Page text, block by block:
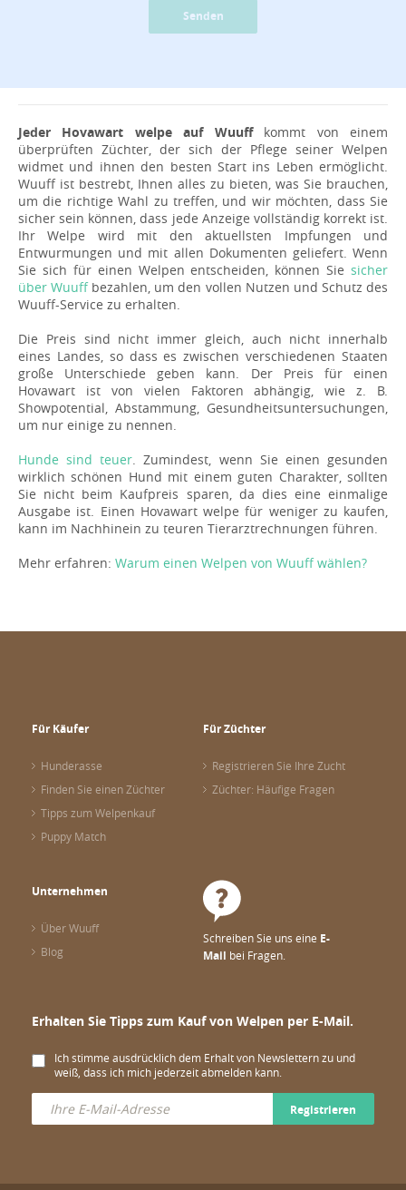
Senden
Jeder Hovawart welpe auf Wuuffkommt von einem
überprüften Züchter, der sich der Pflege seiner Welpen
widmet und ihnen den besten Start ins Leben ermöglicht.
Wuuff ist bestrebt, Ihnen alles zu bieten, was Sie brauchen,
um die richtige Wahl zu treffen, und wir möchten, dass Sie
sicher sein können, dass jede Anzeige vollständig korrekt ist.
Ihr Welpe wird mit den aktuellsten Impfungen und
Entwurmungen und mit allen Dokumenten geliefert. Wenn
Sie sich für einen Welpen entscheiden, können Sie sicher
über Wuuffbezahlen, um den vollen Nutzen und Schutz des
Wuuff-Service zu erhalten.
Die Preis sind nicht immer gleich, auch nicht innerhalb
eines Landes, so dass es zwischen verschiedenen Staaten
große Unterschiede geben kann. Der Preis für einen
Hovawart ist von vielen Faktoren abhängig, wie z. B.
Showpotential, Abstammung, Gesundheitsuntersuchungen,
um nur einige zu nennen.
Hunde sind teuer . Zumindest, wenn Sie einen gesunden
wirklich schönen Hund mit einem guten Charakter, sollten
Sie nicht beim Kaufpreis sparen, da dies eine einmalige
Ausgabe ist. Einen Hovawart welpe für weniger zu kaufen,
kann im Nachhinein zu teuren Tierarztrechnungen führen.
Mehr erfahren: Warum einen Welpen von Wuuff wählen?
Für Käufer
Hunderasse
Finden Sie einen Züchter
Tipps zum Welpenkauf
Puppy Match
Für Züchter
Registrieren Sie Ihre Zucht
Züchter: Häufige Fragen
Unternehmen
Über Wuuff
Blog
Schreiben Sie uns eine E-
Mail bei Fragen.
Erhalten Sie Tipps zum Kauf von Welpen per E-Mail.
Ich stimme ausdrücklich dem Erhalt von Newslettern zu und
weiß, dass ich mich jederzeit abmelden kann.
Registrieren